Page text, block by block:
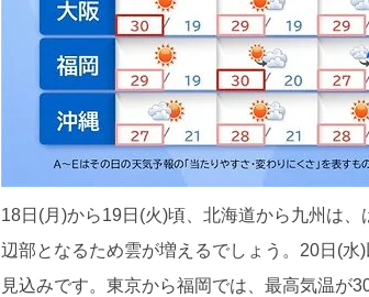
18日(月)から19日(火)頃、北海道から九州は
辺部となるため雲が増えるでしょう。20日(
見込みです。東京から福岡では、最高気温が